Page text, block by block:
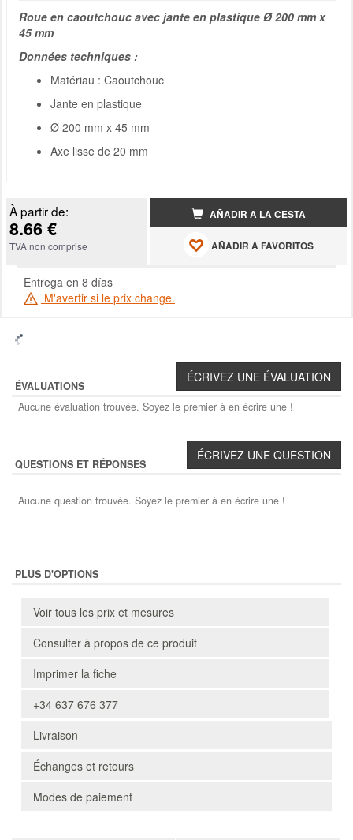
Roue en caoutchouc avec jante en plastique Ø 200 mm x
45 mm
Données techniques :
Matériau : Caoutchouc
Jante en plastique
Ø 200 mm x 45 mm
Axe lisse de 20 mm
À partir de:
8.66 €
TVA non comprise
AÑADIR A LA CESTA
AÑADIR A FAVORITOS
Entrega en 8 días
M'avertir si le prix change.
ÉVALUATIONS
Aucune évaluation trouvée. Soyez le premier à en écrire une !
QUESTIONS ET RÉPONSES
Aucune question trouvée. Soyez le premier à en écrire une !
PLUS D'OPTIONS
Voir tous les prix et mesures
Consulter à propos de ce produit
Imprimer la fiche
+34 637 676 377
Livraison
Échanges et retours
Modes de paiement